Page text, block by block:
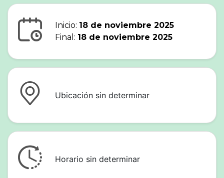
Inicio: 18 de noviembre 2025
Final: 18 de noviembre 2025
Ubicación sin determinar
Horario sin determinar